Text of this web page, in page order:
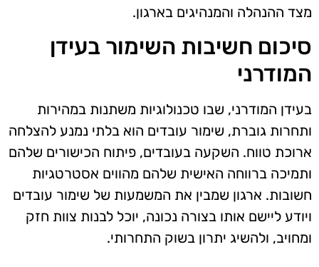
מצד ההנהלה והמנהיגים בארגון.
סיכום חשיבות השימור בעידן
המודרני
בעידן המודרני, שבו טכנולוגיות משתנות במהירות
ותחרות גוברת, שימור עובדים הוא בלתי נמנע להצלחה
ארוכת טווח. השקעה בעובדים, פיתוח הכישורים שלהם
ותמיכה ברווחה האישית שלהם מהווים אסטרטגיות
חשובות. ארגון שמבין את המשמעות של שימור עובדים
ויודע ליישם אותו בצורה נכונה, יוכל לבנות צוות חזק
ומחויב, ולהשיג יתרון בשוק התחרותי.